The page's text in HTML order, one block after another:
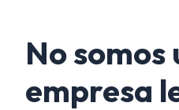
No somos
empresa